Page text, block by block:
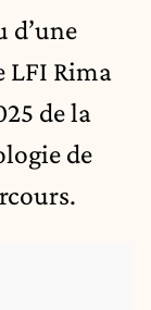
d’une
LFI Rima
de la
de